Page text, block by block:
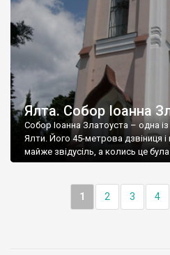
Ялта. Собор Іоанна
Собор Іоанна Златоуста – одна
Ялти. Його 45-метрова дзвіниця і
майже звідусіль, а колись це
1 2 3 4